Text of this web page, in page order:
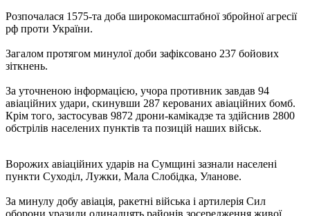
Розпочалася 1575-та доба широкомасштабної збройної агресії
рф проти України.
Загалом протягом минулої доби зафіксовано 237 бойових
зіткнень.
За уточненою інформацією, учора противник завдав 94
авіаційних удари, скинувши 287 керованих авіаційних бомб.
Крім того, застосував 9872 дрони-камікадзе та здійснив 2800
обстрілів населених пунктів та позицій наших військ.
Ворожих авіаційних ударів на Сумщині зазнали населені
пункти Суходіл, Лужки, Мала Слобідка, Уланове.
За минулу добу авіація, ракетні війська і артилерія Сил
оборони уразили одинадцять районів зосередження живої